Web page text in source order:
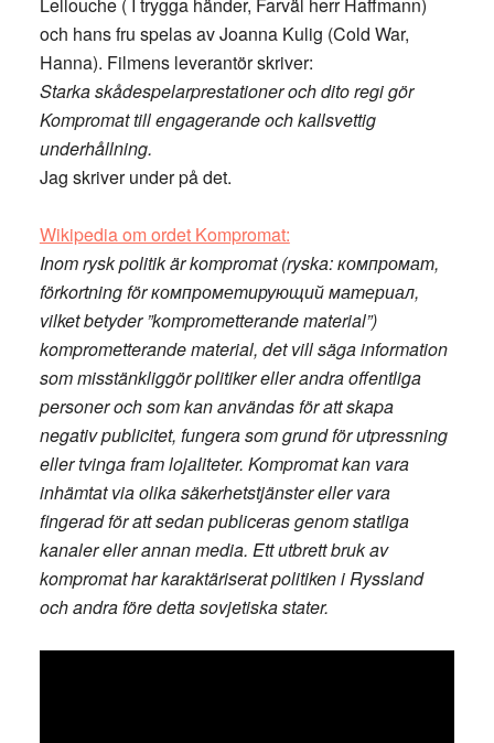
och hans fru spelas av Joanna Kulig (Cold War,
Hanna). Filmens leverantör skriver:
Starka skådespelarprestationer och dito regi gör
Kompromat till engagerande och kallsvettig
underhållning.
Jag skriver under på det.
Wikipedia om ordet Kompromat:
Inom rysk politik är kompromat (ryska: компромат,
förkortning för компрометирующий материал,
vilket betyder ”komprometterande material”)
komprometterande material, det vill säga information
som misstänkliggör politiker eller andra offentliga
personer och som kan användas för att skapa
negativ publicitet, fungera som grund för utpressning
eller tvinga fram lojaliteter. Kompromat kan vara
inhämtat via olika säkerhetstjänster eller vara
fingerad för att sedan publiceras genom statliga
kanaler eller annan media. Ett utbrett bruk av
kompromat har karaktäriserat politiken i Ryssland
och andra före detta sovjetiska stater.